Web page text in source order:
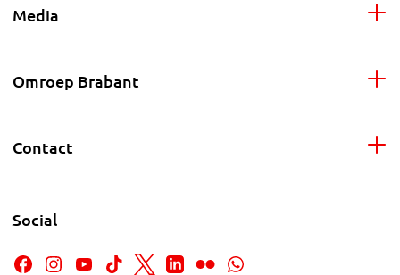
Media
Omroep Brabant
Contact
Social